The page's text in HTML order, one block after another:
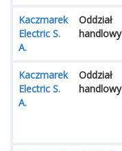
Kaczmarek
Electric S.
A.
Oddział
handlowy
Kaczmarek
Electric S.
A.
Oddział
handlowy